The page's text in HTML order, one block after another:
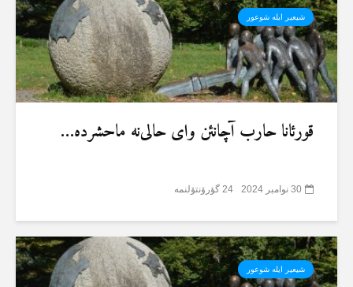
شیعیر ایلە شوعور
قورئانا حارب آچانئن وای حالی‌نە ماحشردە…
30 نوامبر 2024 24 گؤرۆنتۆلنمە
شیعیر ایلە شوعور